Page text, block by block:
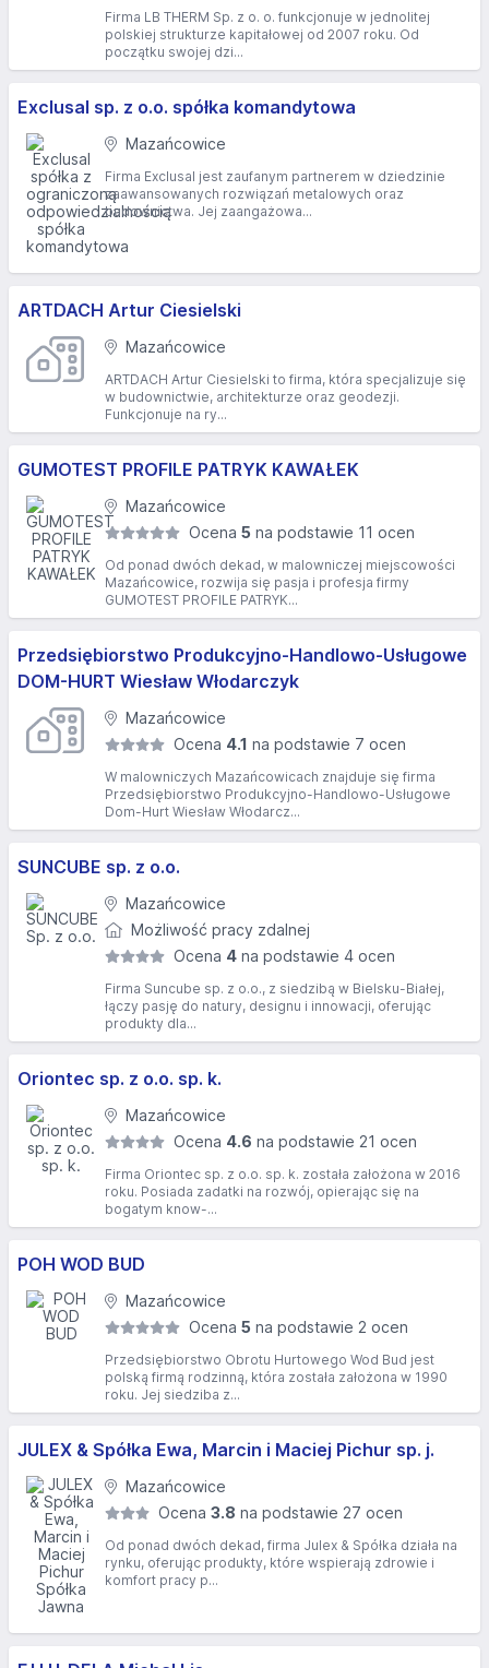
Firma LB THERM Sp. z o. o. funkcjonuje w jednolitej
polskiej strukturze kapitałowej od 2007 roku. Od
początku swojej dzi...
Exclusal sp. z o.o. spółka komandytowa
Mazańcowice
Firma Exclusal jest zaufanym partnerem w dziedzinie
zaawansowanych rozwiązań metalowych oraz
budownictwa. Jej zaangażowa...
ARTDACH Artur Ciesielski
Mazańcowice
ARTDACH Artur Ciesielski to firma, która specjalizuje się
w budownictwie, architekturze oraz geodezji.
Funkcjonuje na ry...
GUMOTEST PROFILE PATRYK KAWAŁEK
Mazańcowice
Ocena 5 na podstawie 11 ocen
Od ponad dwóch dekad, w malowniczej miejscowości
Mazańcowice, rozwija się pasja i profesja firmy
GUMOTEST PROFILE PATRYK...
Przedsiębiorstwo Produkcyjno-Handlowo-Usługowe
DOM-HURT Wiesław Włodarczyk
Mazańcowice
Ocena 4.1 na podstawie 7 ocen
W malowniczych Mazańcowicach znajduje się firma
Przedsiębiorstwo Produkcyjno-Handlowo-Usługowe
Dom-Hurt Wiesław Włodarcz...
SUNCUBE sp. z o.o.
Mazańcowice
Możliwość pracy zdalnej
Ocena 4 na podstawie 4 ocen
Firma Suncube sp. z o.o., z siedzibą w Bielsku-Białej,
łączy pasję do natury, designu i innowacji, oferując
produkty dla...
Oriontec sp. z o.o. sp. k.
Mazańcowice
Ocena 4.6 na podstawie 21 ocen
Firma Oriontec sp. z o.o. sp. k. została założona w 2016
roku. Posiada zadatki na rozwój, opierając się na
bogatym know-...
POH WOD BUD
Mazańcowice
Ocena 5 na podstawie 2 ocen
Przedsiębiorstwo Obrotu Hurtowego Wod Bud jest
polską firmą rodzinną, która została założona w 1990
roku. Jej siedziba z...
JULEX & Spółka Ewa, Marcin i Maciej Pichur sp. j.
Mazańcowice
Ocena3.8 na podstawie 27 ocen
Od ponad dwóch dekad, firma Julex & Spółka działa na
rynku, oferując produkty, które wspierają zdrowie i
komfort pracy p...